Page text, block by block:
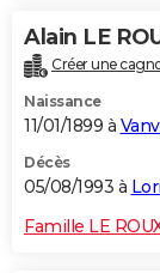
Alain LE
Créer une
Naissance
11/01/1899 à
Décès
05/08/1993 à
Famille LE